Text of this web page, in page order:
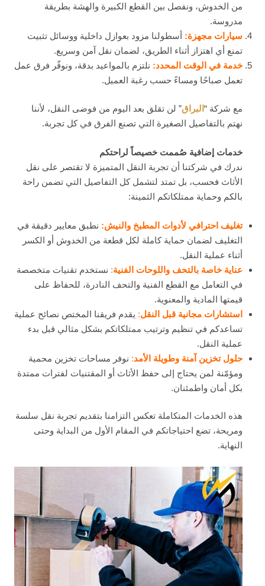
من الخدوش، ونفصل بين القطع الكبيرة والهشة بطريقة
مدروسة.
سيارات مجهزة: أسطولنا مزود بعوازل داخلية ووسائل تثبيت
تمنع أي اهتزاز أثناء الطريق، لضمان نقل آمن وسريع.
خدمة في الوقت المحدد: نلتزم بالمواعيد بدقة، ونوفّر فرق عمل
تعمل صباحًا ومساءً حسب رغبة العميل.
مع شركة “ البراق” لن تقلق بعد اليوم من فوضى النقل، لأننا
نهتم بالتفاصيل الصغيرة التي تصنع الفرق في كل تجربة.
خدمات إضافية صُممت خصيصاً لراحتكم
ندرك في شركتنا أن تجربة النقل المتميزة لا تقتصر على نقل
الأثاث فحسب، بل تمتد لتشمل كل التفاصيل التي تضمن راحة
بالكم وحماية ممتلكاتكم الثمينة:
تغليف احترافي لأدوات المطبخ والنيش: نطبق معايير دقيقة في
التغليف لضمان حماية كاملة لكل قطعة من الخدوش أو الكسر
أثناء عملية النقل.
عناية خاصة بالتحف واللوحات الفنية: نستخدم تقنيات متخصصة
في التعامل مع القطع الفنية والتحف النادرة، للحفاظ على
قيمتها المادية والمعنوية.
استشارات مجانية قبل النقل: يقدم فريقنا المختص نصائح عملية
تساعدكم في تنظيم وترتيب ممتلكاتكم بشكل مثالي قبل بدء
عملية النقل.
حلول تخزين آمنة وطويلة الأمد: نوفر مساحات تخزين محمية
ومؤمّنة لمن يحتاج إلى حفظ الأثاث أو المقتنيات لفترات ممتدة
بكل أمان واطمئنان.
هذه الخدمات المتكاملة تعكس التزامنا بتقديم تجربة نقل سلسة
ومريحة، تضع احتياجاتكم في المقام الأول من البداية وحتى
النهاية.